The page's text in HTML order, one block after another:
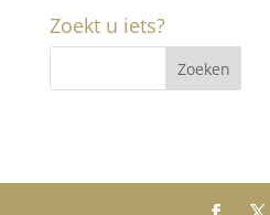
Zoekt u iets?